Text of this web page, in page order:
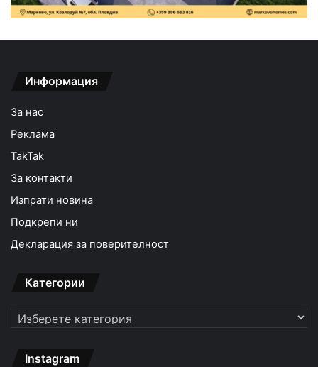
Информация
За нас
Реклама
TakTak
За контакти
Изпрати новина
Подкрепи ни
Декларация за поверителност
Категории
Категории
Instagram